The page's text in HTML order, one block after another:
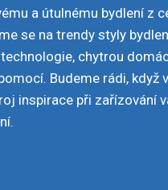
a útulnému bydlení z
se na trendy styly
chytrou
Budeme rádi, když
inspirace při zařízování